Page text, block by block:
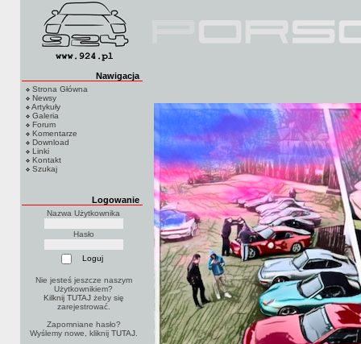
Nawigacja
Strona Główna
Newsy
Artykuły
Galeria
Forum
Komentarze
Download
Linki
Kontakt
Szukaj
Logowanie
Nazwa Użytkownika
Hasło
Nie jesteś jeszcze naszym
Użytkownikiem?
Kilknij TUTAJżeby się
zarejestrować.
Zapomniane hasło?
Wyślemy nowe, kliknij TUTAJ.